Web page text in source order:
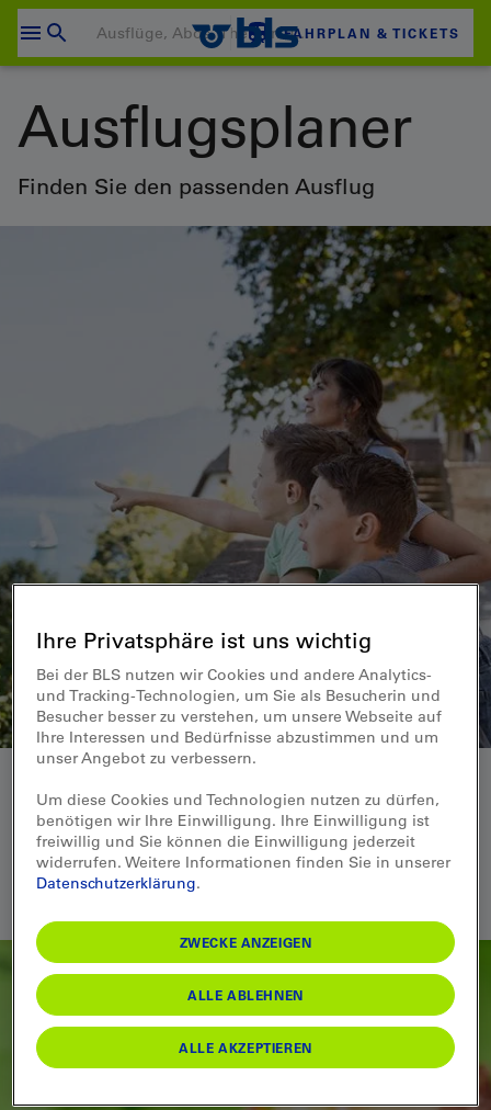
Zum
Content
FAHRPLAN & TICKETS
ZUM WARENKORB
Login
Ausflugsplaner
Finden Sie den passenden Ausflug
ZEIT ORT
KATEGORIE
FILTER ZURÜCKSETZEN
Standort ▼
Bern 0 Berner Oberland 0 Emmental & Oberaargau 0 Entlebuch & Willisau 0
Seeland & Jura 0 Oberwallis 0 Piemont 0 Weitere0
Velo & E-Bike 0 Aussichtspunkte 0 Baden & Wellness 0 Bahnerlebnisse 0
Bei jedem Wetter 0 Bühne & Sounds 0 Familie 0 Führungen 0
0
Ihre Privatsphäre ist uns wichtig
Bei der BLS nutzen wir Cookies und andere Analytics-
und Tracking-Technologien, um Sie als Besucherin und
Besucher besser zu verstehen, um unsere Webseite auf
Ihre Interessen und Bedürfnisse abzustimmen und um
unser Angebot zu verbessern.
Um diese Cookies und Technologien nutzen zu dürfen,
benötigen wir Ihre Einwilligung. Ihre Einwilligung ist
freiwillig und Sie können die Einwilligung jederzeit
widerrufen. Weitere Informationen finden Sie in unserer
Datenschutzerklärung.
ZWECKE ANZEIGEN
ALLE ABLEHNEN
ALLE AKZEPTIEREN